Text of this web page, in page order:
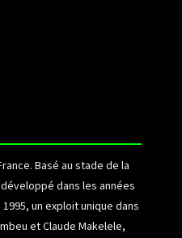
Basé au stade de la
dans les années
un exploit unique dans
et Claude Makelele,